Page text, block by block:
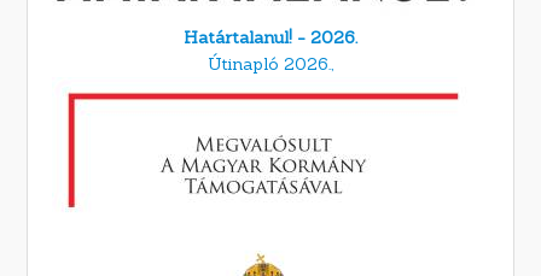
Határtalanul! - 2026.
Útinapló 2026.,